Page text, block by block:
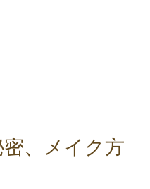
、メイク方